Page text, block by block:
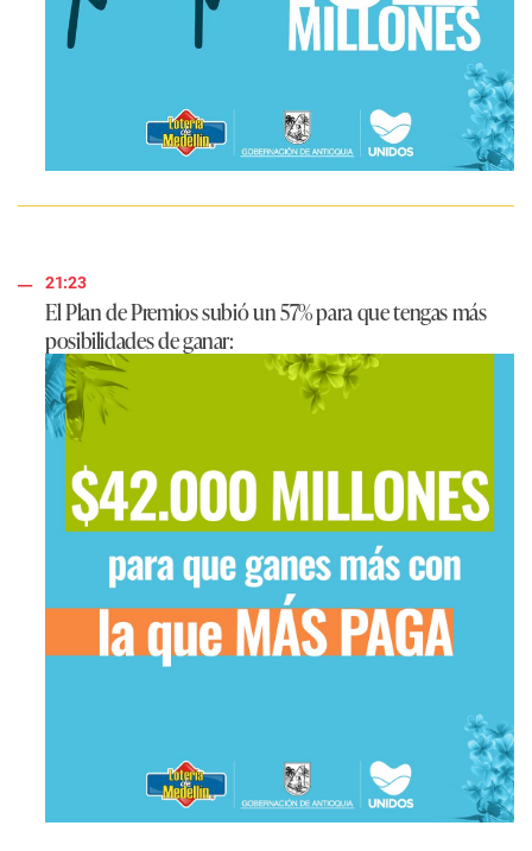
21:23
El Plan de Premios subió un 57% para que tengas más
posibilidades de ganar: